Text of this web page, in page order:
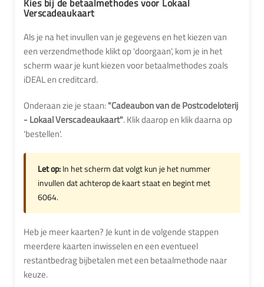
Kies bij de betaalmethodes voor Lokaal
Verscadeaukaart
Als je na het invullen van je gegevens en het kiezen van
een verzendmethode klikt op 'doorgaan', kom je in het
scherm waar je kunt kiezen voor betaalmethodes zoals
iDEAL en creditcard.
Onderaan zie je staan:"Cadeaubon van de Postcodeloterij
- Lokaal Verscadeaukaart". Klik daarop en klik daarna op
'bestellen'.
Let op:In het scherm dat volgt kun je het nummer
invullen dat achterop de kaart staat en begint met
6064.
Heb je meer kaarten? Je kunt in de volgende stappen
meerdere kaarten inwisselen en een eventueel
restantbedrag bijbetalen met een betaalmethode naar
keuze.